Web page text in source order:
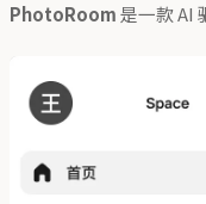
PhotoRoom是一款 AI